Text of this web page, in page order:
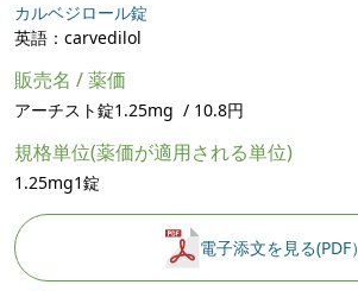
カルベジロール錠
英語：carvedilol
販売名 / 薬価
アーチスト錠1.25mg / 10.8円
規格単位(薬価が適用される単位)
1.25mg1錠
電子添文を見る(PDF）